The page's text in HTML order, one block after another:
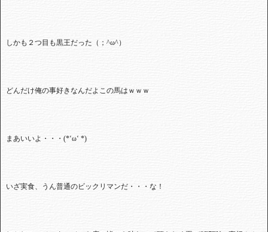
しかも２つ目も黒王だった（；^ω^）
どんだけ俺の事好きなんだよこの馬はｗｗｗ
まあいいよ・・・(*‘ω‘ *)
いざ実食、うん普通のビックリマンだ・・・な！